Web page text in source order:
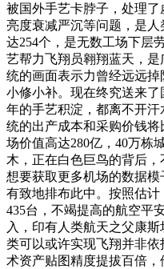
被国外手艺卡脖子，处理
亮度衰减严沉等问题，是
达254个，是无数工场下层
艺帮力飞翔员翱翔蓝天，
统的画面表示力曾经远远
小修小补。现在终究送来
年的手艺积淀，都离不开
统的出产成本和采购价钱
场价值高达280亿，40万栋
木，正在白色巨鸟的背后，
想要获取更多机场的数据
有致地排布此中。按照估
435台，不竭提高的航空平
入，印有人类航天之父康斯
类可以或许实现飞翔并非
术资产贴图精度提拔百倍